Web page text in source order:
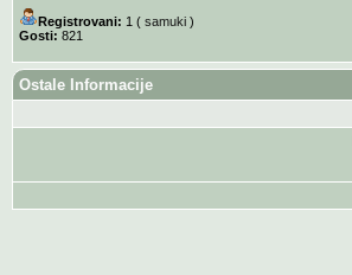
Registrovani: 1 ( samuki)
Gosti: 821
Ostale Informacije